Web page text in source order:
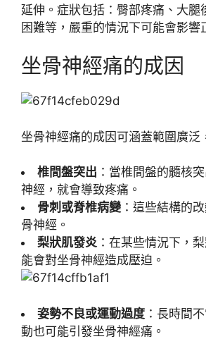
延伸。症狀包括：臀部疼痛、大腿
困難等，嚴重的情況下可能會影響
坐骨神經痛的成因
坐骨神經痛的成因可涵蓋範圍廣泛
椎間盤突出 ：當椎間盤的髓核
神經，就會導致疼痛。
骨刺或脊椎病變 ：這些結構的
骨神經。
梨狀肌發炎 ：在某些情況下，
能會對坐骨神經造成壓迫。
姿勢不良或運動過度 ：長時間
動也可能引發坐骨神經痛。